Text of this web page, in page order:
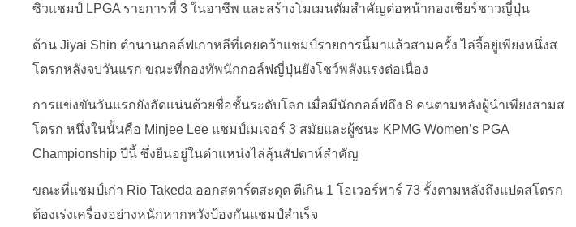
ซิวแชมป์ LPGA รายการที่ 3 ในอาชีพ และสร้างโมเมนตัมสำคัญต่อหน้ากองเชียร์ชาวญี่ปุ่น
ด้าน Jiyai Shin ตำนานกอล์ฟเกาหลีที่เคยคว้าแชมป์รายการนี้มาแล้วสามครั้ง ไล่จี้อยู่เพียงหนึ่งส
โตรกหลังจบวันแรก ขณะที่กองทัพนักกอล์ฟญี่ปุ่นยังโชว์พลังแรงต่อเนื่อง
การแข่งขันวันแรกยังอัดแน่นด้วยชื่อชั้นระดับโลก เมื่อมีนักกอล์ฟถึง 8 คนตามหลังผู้นำเพียงสามส
โตรก หนึ่งในนั้นคือ Minjee Lee แชมป์เมเจอร์ 3 สมัยและผู้ชนะ KPMG Women’s PGA
Championship ปีนี้ ซึ่งยืนอยู่ในตำแหน่งไล่ลุ้นสัปดาห์สำคัญ
ขณะที่แชมป์เก่า Rio Takeda ออกสตาร์ตสะดุด ตีเกิน 1 โอเวอร์พาร์ 73 รั้งตามหลังถึงแปดสโตรก
ต้องเร่งเครื่องอย่างหนักหากหวังป้องกันแชมป์สำเร็จ